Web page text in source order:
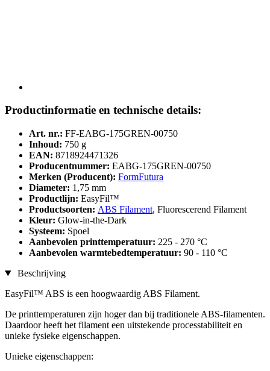
Productinformatie en technische details:
Art. nr.: FF-EABG-175GREN-00750
Inhoud: 750 g
EAN: 8718924471326
Producentnummer: EABG-175GREN-00750
Merken (Producent): FormFutura
Diameter: 1,75 mm
Productlijn: EasyFil™
Productsoorten: ABS Filament, Fluorescerend Filament
Kleur: Glow-in-the-Dark
Systeem: Spoel
Aanbevolen printtemperatuur: 225 - 270 °C
Aanbevolen warmtebedtemperatuur: 90 - 110 °C
Beschrijving
EasyFil™ ABS is een hoogwaardig ABS Filament.
De printtemperaturen zijn hoger dan bij traditionele ABS-filamenten.
Daardoor heeft het filament een uitstekende processtabiliteit en
unieke fysieke eigenschappen.
Unieke eigenschappen: